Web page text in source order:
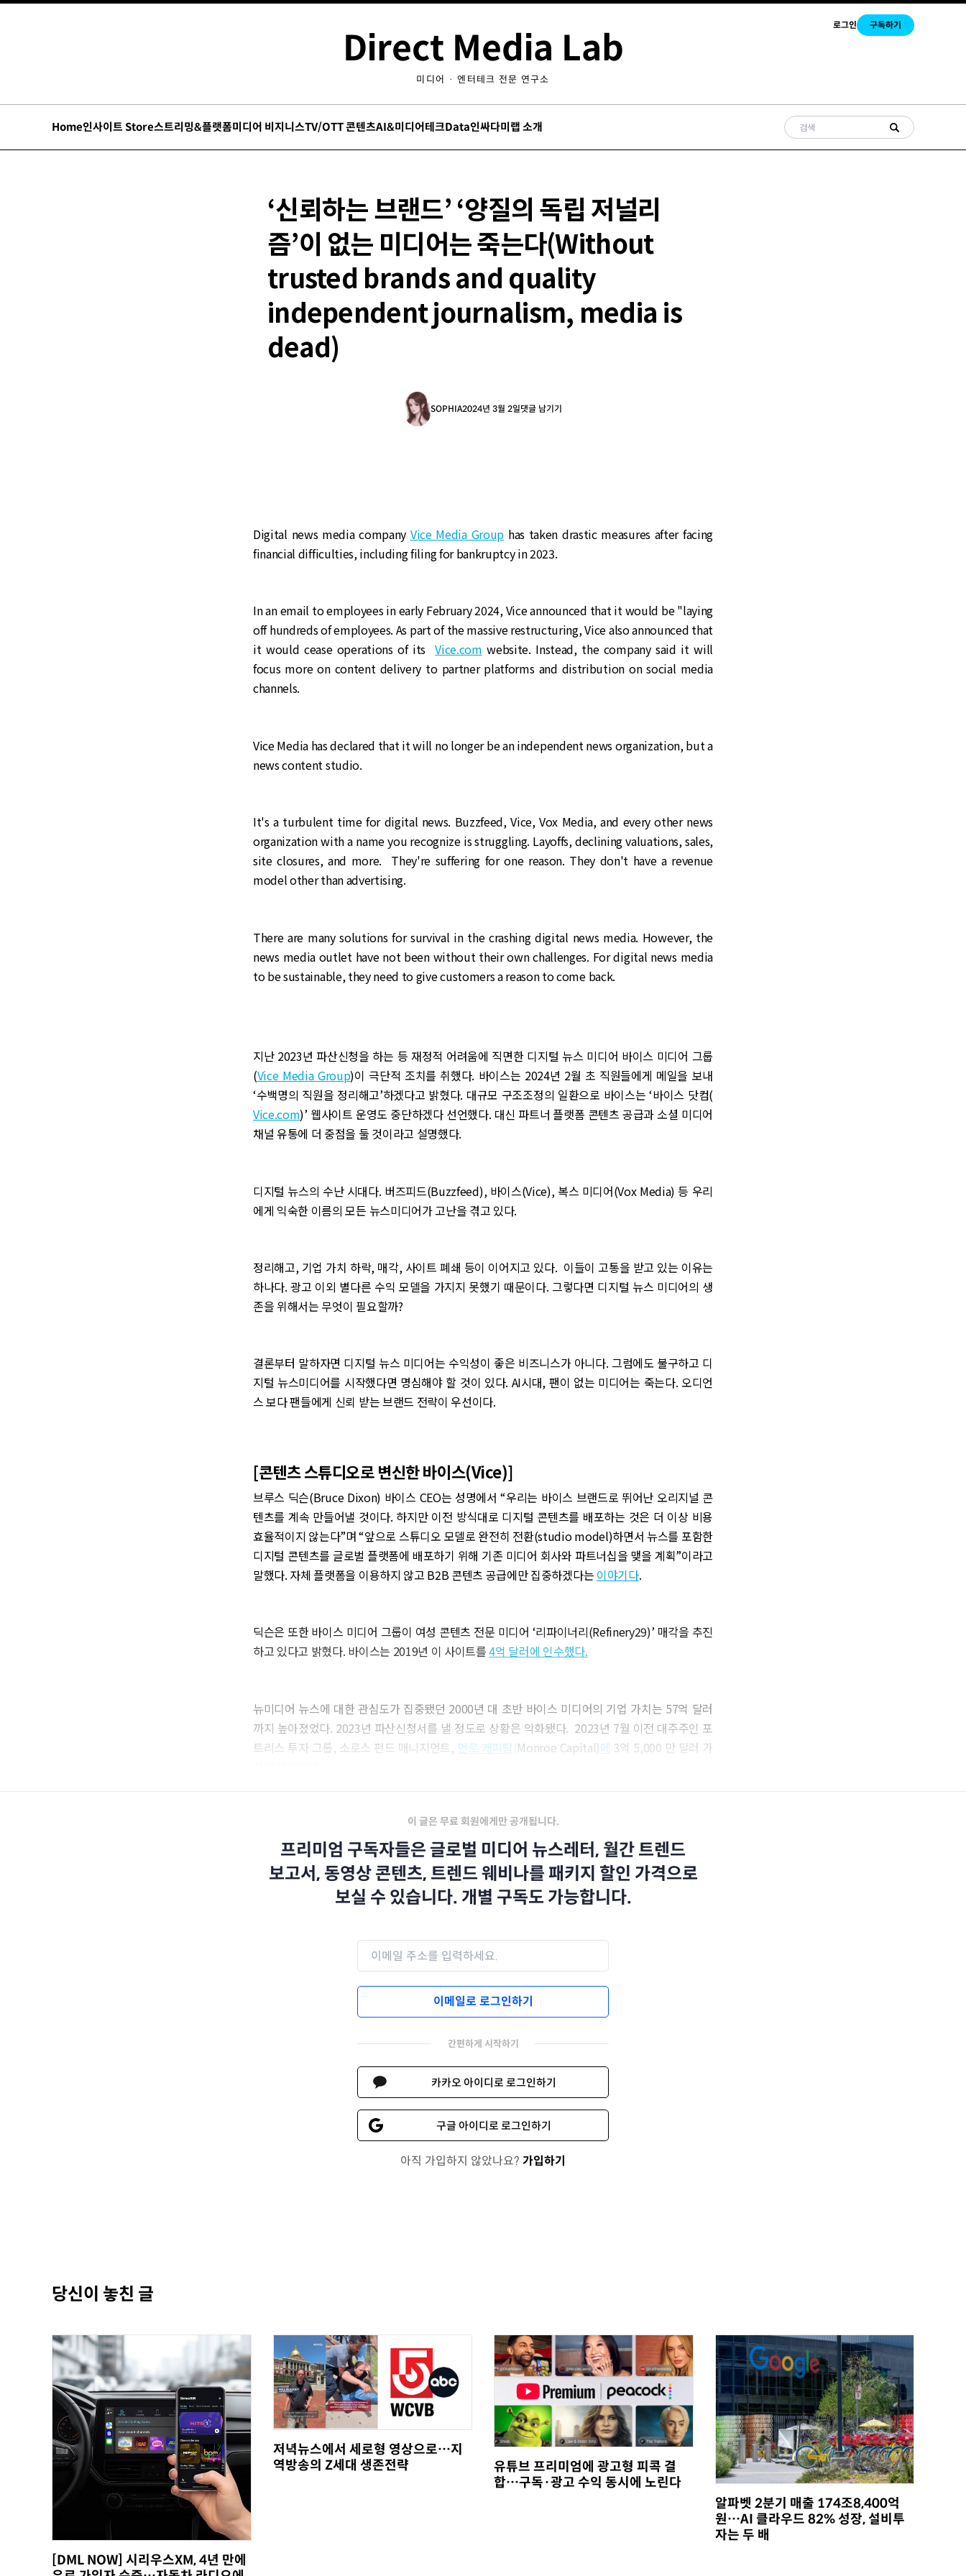
로그인 구독하기
Direct Media Lab
미디어 · 엔터테크 전문 연구소
Home인사이트 Store스트리밍&플랫폼미디어 비지니스TV/OTT 콘텐츠AI&미디어테크Data인싸다미랩 소개
‘신뢰하는 브랜드’ ‘양질의 독립 저널리
즘’이 없는 미디어는 죽는다(Without
trusted brands and quality
independent journalism, media is
dead)
SOPHIA2024년 3월 2일댓글 남기기
Digital news media company Vice Media Group has taken drastic measures after facing
financial difficulties, including filing for bankruptcy in 2023.
In an email to employees in early February 2024, Vice announced that it would be "laying
off hundreds of employees. As part of the massive restructuring, Vice also announced that
it would cease operations of itsVice.com website. Instead, the company said it will
focus more on content delivery to partner platforms and distribution on social media
channels.
Vice Media has declared that it will no longer be an independent news organization, but a
news content studio.
It's a turbulent time for digital news. Buzzfeed, Vice, Vox Media, and every other news
organization with a name you recognize is struggling. Layoffs, declining valuations, sales,
site closures, and more. They're suffering for one reason. They don't have a revenue
model other than advertising.
There are many solutions for survival in the crashing digital news media. However, the
news media outlet have not been without their own challenges. For digital news media
to be sustainable, they need to give customers a reason to come back.
지난 2023년 파산신청을 하는 등 재정적 어려움에 직면한 디지털 뉴스 미디어 바이스 미디어 그룹
(Vice Media Group)이 극단적 조치를 취했다. 바이스는 2024년 2월 초 직원들에게 메일을 보내
‘수백명의 직원을 정리해고’하겠다고 밝혔다. 대규모 구조조정의 일환으로 바이스는 ‘바이스 닷컴(
Vice.com)’ 웹사이트 운영도 중단하겠다 선언했다. 대신 파트너 플랫폼 콘텐츠 공급과 소셜 미디어
채널 유통에 더 중점을 둘 것이라고 설명했다.
디지털 뉴스의 수난 시대다. 버즈피드(Buzzfeed), 바이스(Vice), 복스 미디어(Vox Media) 등 우리
에게 익숙한 이름의 모든 뉴스미디어가 고난을 겪고 있다.
정리해고, 기업 가치 하락, 매각, 사이트 폐쇄 등이 이어지고 있다. 이들이 고통을 받고 있는 이유는
하나다. 광고 이외 별다른 수익 모델을 가지지 못했기 때문이다. 그렇다면 디지털 뉴스 미디어의 생
존을 위해서는 무엇이 필요할까?
결론부터 말하자면 디지털 뉴스 미디어는 수익성이 좋은 비즈니스가 아니다. 그럼에도 불구하고 디
지털 뉴스미디어를 시작했다면 명심해야 할 것이 있다. AI시대, 팬이 없는 미디어는 죽는다. 오디언
스 보다 팬들에게 신뢰 받는 브랜드 전략이 우선이다.
[콘텐츠 스튜디오로 변신한 바이스(Vice)]
브루스 딕슨(Bruce Dixon) 바이스 CEO는 성명에서 “우리는 바이스 브랜드로 뛰어난 오리지널 콘
텐츠를 계속 만들어낼 것이다. 하지만 이전 방식대로 디지털 콘텐츠를 배포하는 것은 더 이상 비용
효율적이지 않는다”며 “앞으로 스튜디오 모델로 완전히 전환(studio model)하면서 뉴스를 포함한
디지털 콘텐츠를 글로벌 플랫폼에 배포하기 위해 기존 미디어 회사와 파트너십을 맺을 계획”이라고
말했다. 자체 플랫폼을 이용하지 않고 B2B 콘텐츠 공급에만 집중하겠다는 이야기다.
딕슨은 또한 바이스 미디어 그룹이 여성 콘텐츠 전문 미디어 ‘리파이너리(Refinery29)’ 매각을 추진
하고 있다고 밝혔다. 바이스는 2019년 이 사이트를4억 달러에 인수했다.
뉴미디어 뉴스에 대한 관심도가 집중됐던 2000년 대 초반 바이스 미디어의 기업 가치는 57억 달러
까지 높아졌었다. 2023년 파산신청서를 낼 정도로 상황은 악화됐다. 2023년 7월 이전 대주주인 포
트리스 투자 그룹, 소로스 펀드 매니지먼트, 먼로 캐피탈(Monroe Capital)에 3억 5,000 만 달러 가
이 글은 무료 회원에게만 공개됩니다.
프리미엄 구독자들은 글로벌 미디어 뉴스레터, 월간 트렌드
보고서, 동영상 콘텐츠, 트렌드 웨비나를 패키지 할인 가격으로
보실 수 있습니다. 개별 구독도 가능합니다.
이메일로 로그인하기
간편하게 시작하기
카카오 아이디로 로그인하기
구글 아이디로 로그인하기
아직 가입하지 않았나요? 가입하기
당신이 놓친 글
[DML NOW] 시리우스XM, 4년 만에
저녁뉴스에서 세로형 영상으로…지
역방송의 Z세대 생존전략
유튜브 프리미엄에 광고형 피콕 결
합…구독·광고 수익 동시에 노린다
알파벳 2분기 매출 174조8,400억
원…AI 클라우드 82% 성장, 설비투
자는 두 배